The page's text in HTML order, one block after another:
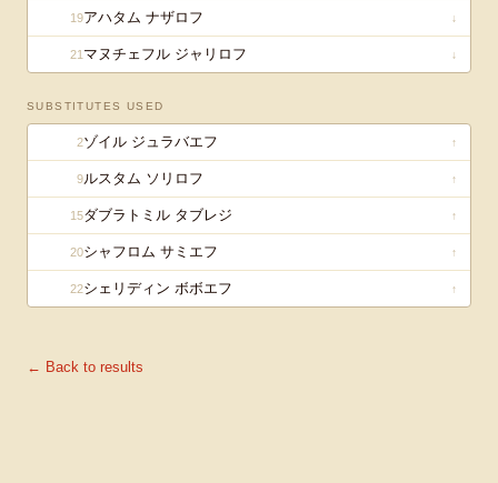
19アハタム ナザロフ ↓
21 マヌチェフル ジャリロフ ↓
SUBSTITUTES USED
2ゾイル ジュラバエフ ↑
9ルスタム ソリロフ ↑
15ダブラトミル タブレジ ↑
20シャフロム サミエフ ↑
22シェリディン ボボエフ ↑
← Back to results